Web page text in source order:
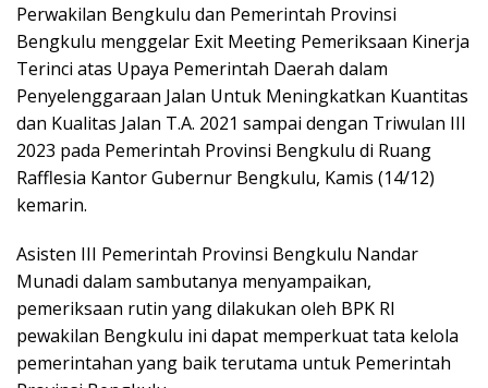
Perwakilan Bengkulu dan Pemerintah Provinsi
Bengkulu menggelar Exit Meeting Pemeriksaan Kinerja
Terinci atas Upaya Pemerintah Daerah dalam
Penyelenggaraan Jalan Untuk Meningkatkan Kuantitas
dan Kualitas Jalan T.A. 2021 sampai dengan Triwulan III
2023 pada Pemerintah Provinsi Bengkulu di Ruang
Rafflesia Kantor Gubernur Bengkulu, Kamis (14/12)
kemarin.
Asisten III Pemerintah Provinsi Bengkulu Nandar
Munadi dalam sambutanya menyampaikan,
pemeriksaan rutin yang dilakukan oleh BPK RI
pewakilan Bengkulu ini dapat memperkuat tata kelola
pemerintahan yang baik terutama untuk Pemerintah